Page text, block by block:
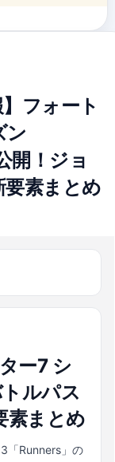
フォート
ン
開！ジョ
素まとめ
ー7 シ
ルパス
素まとめ
「Runners」の